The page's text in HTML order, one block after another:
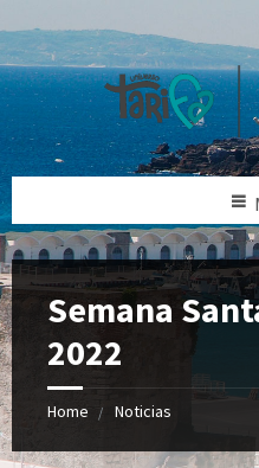
Semana
2022
Home Noticias